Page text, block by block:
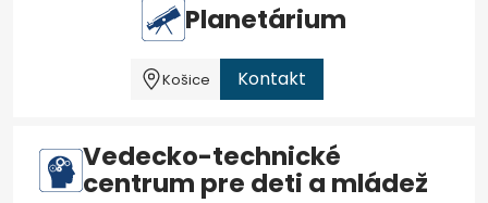
Planetárium
Košice Kontakt
Vedecko-technické
centrum pre deti a mládež